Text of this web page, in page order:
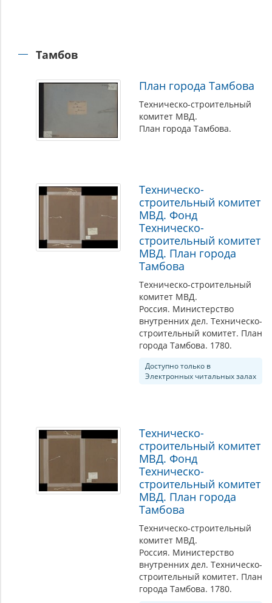
Тамбов
План города Тамбова
Техническо-строительный
комитет МВД.
План города Тамбова.
Техническо-
строительный комитет
МВД. Фонд
Техническо-
строительный комитет
МВД. План города
Тамбова
Техническо-строительный
комитет МВД.
Россия. Министерство
внутренних дел. Техническо-
строительный комитет. План
города Тамбова. 1780.
Доступно только в
Электронных читальных залах
Техническо-
строительный комитет
МВД. Фонд
Техническо-
строительный комитет
МВД. План города
Тамбова
Техническо-строительный
комитет МВД.
Россия. Министерство
внутренних дел. Техническо-
строительный комитет. План
города Тамбова. 1780.